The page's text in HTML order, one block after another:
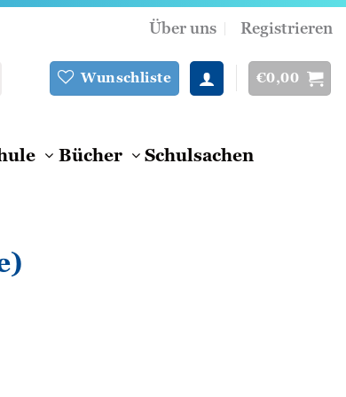
Über uns
Registrieren
Wunschliste €0,00
Bücher Schulsachen